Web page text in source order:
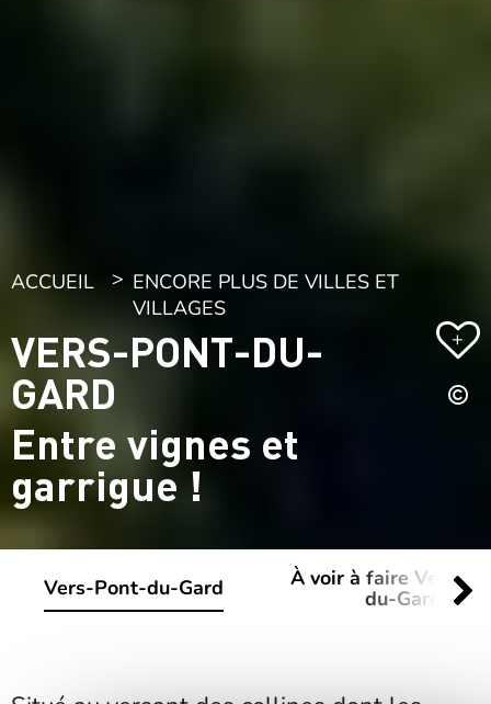
ACCUEIL
ENCORE PLUS DE VILLES ET
VILLAGES
VERS-PONT-DU-
GARD
Entre vignes et
garrigue !
+
Vers-Pont-du-Gard À voir à faire Vers-
du-Gard